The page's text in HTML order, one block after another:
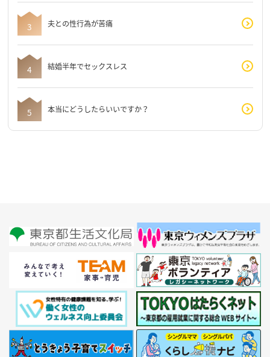
夫との性行為が苦痛
結婚半年でセックスレス
本当にどうしたらいいですか？